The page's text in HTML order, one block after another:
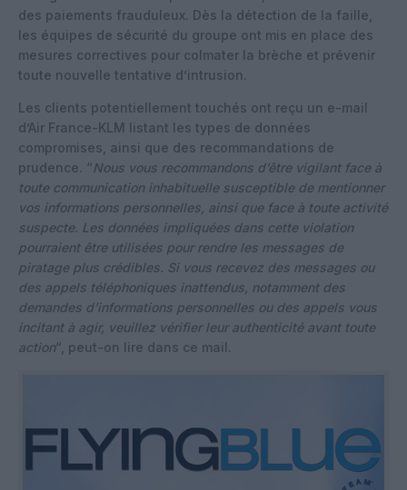
des paiements frauduleux. Dès la détection de la faille,
les équipes de sécurité du groupe ont mis en place des
mesures correctives pour colmater la brèche et prévenir
toute nouvelle tentative d’intrusion.
Les clients potentiellement touchés ont reçu un e-mail
d’Air France-KLM listant les types de données
compromises, ainsi que des recommandations de
prudence. “Nous vous recommandons d’être vigilant face à
toute communication inhabituelle susceptible de mentionner
vos informations personnelles, ainsi que face à toute activité
suspecte. Les données impliquées dans cette violation
pourraient être utilisées pour rendre les messages de
piratage plus crédibles. Si vous recevez des messages ou
des appels téléphoniques inattendus, notamment des
demandes d’informations personnelles ou des appels vous
incitant à agir, veuillez vérifier leur authenticité avant toute
action“, peut-on lire dans ce mail.